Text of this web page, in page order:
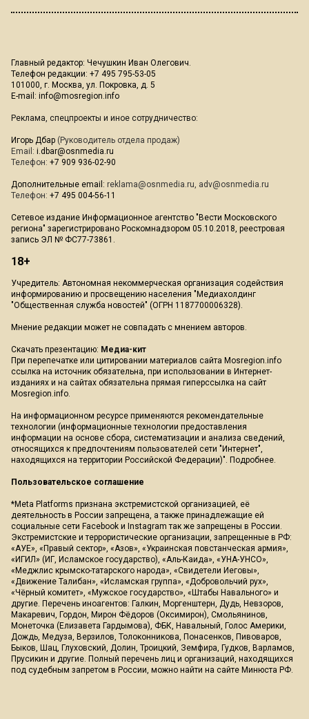
Главный редактор: Чечушкин Иван Олегович.
Телефон редакции: +7 495 795-53-05
101000, г. Москва, ул. Покровка, д. 5
E-mail: info@mosregion.info
Реклама, спецпроекты и иное сотрудничество:
Игорь Дбар (Руководитель отдела продаж)
Email: i.dbar@osnmedia.ru
Телефон: +7 909 936-02-90
Дополнительные email: reklama@osnmedia.ru, adv@osnmedia.ru
Телефон: +7 495 004-56-11
Сетевое издание Информационное агентство "Вести Московского
региона" зарегистрировано Роскомнадзором 05.10.2018, реестровая
запись ЭЛ № ФС77-73861.
18+
Учредитель: Автономная некоммерческая организация содействия
информированию и просвещению населения "Медиахолдинг
"Общественная служба новостей" (ОГРН 1187700006328).
Мнение редакции может не совпадать с мнением авторов.
Скачать презентацию: Медиа-кит
При перепечатке или цитировании материалов сайта Mosregion.info
ссылка на источник обязательна, при использовании в Интернет-
изданиях и на сайтах обязательна прямая гиперссылка на сайт
Mosregion.info.
На информационном ресурсе применяются рекомендательные
технологии (информационные технологии предоставления
информации на основе сбора, систематизации и анализа сведений,
относящихся к предпочтениям пользователей сети "Интернет",
находящихся на территории Российской Федерации)". Подробнее.
Пользовательское соглашение
*Meta Platforms признана экстремистской организацией, её
деятельность в России запрещена, а также принадлежащие ей
социальные сети Facebook и Instagram так же запрещены в России.
Экстремистские и террористические организации, запрещенные в РФ:
«АУЕ», «Правый сектор», «Азов», «Украинская повстанческая армия»,
«ИГИЛ» (ИГ, Исламское государство), «Аль-Каида», «УНА-УНСО»,
«Меджлис крымско-татарского народа», «Свидетели Иеговы»,
«Движение Талибан», «Исламская группа», «Добровольчий рух»,
«Чёрный комитет», «Мужское государство», «Штабы Навального» и
другие. Перечень иноагентов: Галкин, Моргенштерн, Дудь, Невзоров,
Макаревич, Гордон, Мирон Фёдоров (Оксимирон), Смольянинов,
Монеточка (Елизавета Гардымова), ФБК, Навальный, Голос Америки,
Дождь, Медуза, Верзилов, Толоконникова, Понасенков, Пивоваров,
Быков, Шац, Глуховский, Долин, Троицкий, Земфира, Гудков, Варламов,
Прусикин и другие. Полный перечень лиц и организаций, находящихся
под судебным запретом в России, можно найти на сайте Минюста РФ.